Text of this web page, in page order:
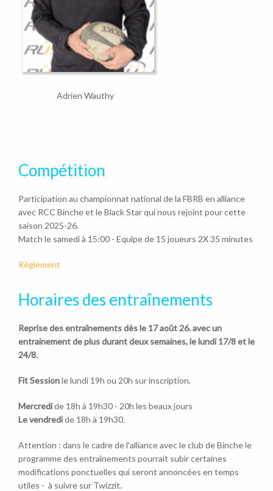
Adrien Wauthy
Compétition
Participation au championnat national de la FBRB en alliance
avec RCC Binche et le Black Star qui nous rejoint pour cette
saison 2025-26.
Match le samedi à 15:00 - Equipe de 15 joueurs 2X 35 minutes
Règlement
Horaires des entraînements
Reprise des entraînements dès le 17 août 26. avec un
entrainement de plus durant deux semaines, le lundi 17/8 et le
24/8.
Fit Sessionle lundi 19h ou 20h sur inscription.
Mercredide 18h à 19h30 - 20h les beaux jours
Le vendredide 18h à 19h30.
Attention : dans le cadre de l'alliance avec le club de Binche le
programme des entraînements pourrait subir certaines
modifications ponctuelles qui seront annoncées en temps
utiles - à suivre sur Twizzit.